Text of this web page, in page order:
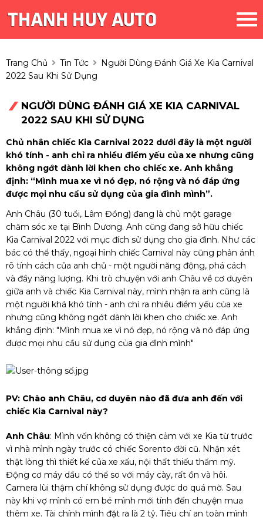
Trang Chủ Tin Tức
Người Dùng Đánh Giá Xe Kia Carnival
2022 Sau Khi Sử Dụng
NGƯỜI DÙNG ĐÁNH GIÁ XE KIA CARNIVAL
2022 SAU KHI SỬ DỤNG
Chủ nhân chiếc Kia Carnival 2022 dưới đây là một người
khó tính - anh chỉ ra nhiều điểm yếu của xe nhưng cũng
không ngớt dành lời khen cho chiếc xe. Anh khẳng
định: “Mình mua xe vì nó đẹp, nó rộng và nó đáp ứng
được mọi nhu cầu sử dụng của gia đình mình”.
Anh Châu (30 tuổi, Lâm Đồng) đang là chủ một garage
chăm sóc xe tại Bình Dương. Anh cũng đang sở hữu chiếc
Kia Carnival 2022 với mục đích sử dụng cho gia đình. Như các
bác có thể thấy, ngoại hình chiếc Carnival này cũng phản ánh
rõ tính cách của anh chủ - một người năng động, phá cách
và đầy năng lượng. Khi trò chuyện với anh Châu về cơ duyên
giữa anh và chiếc Kia Carnival này, mình nhận ra anh cũng là
một người khá khó tính - anh chỉ ra nhiều điểm yếu của xe
nhưng cũng không ngớt dành lời khen cho chiếc xe. Anh
khẳng định: "Mình mua xe vì nó đẹp, nó rộng và nó đáp ứng
được mọi nhu cầu sử dụng của gia đình mình"
PV: Chào anh Châu, cơ duyên nào đã đưa anh đến với
chiếc Kia Carnival này?
Anh Châu: Mình vốn không có thiện cảm với xe Kia từ trước
vì nhà mình ngày trước có chiếc Sorento đời cũ. Nhận xét
thật lòng thì thiết kế của xe xấu, nội thất thiếu thẩm mỹ.
Động cơ máy dầu có thể so với máy cày, rất ồn và hôi.
Camera lùi thậm chí không sử dụng được do quá mờ. Sau
này khi vợ mình có em bé mình mới tính đến chuyện mua
thêm xe. Tài chính mình đặt ra là 2 tỷ. Tiêu chí an toàn mình